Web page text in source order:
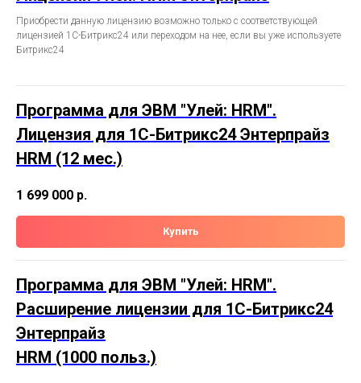
Приобрести данную лицензию возможно только с соответствующей
лицензией 1С-Битрикс24 или переходом на нее, если вы уже используете
Битрикс24
Программа для ЭВМ "Улей: HRM".
Лицензия для 1С-Битрикс24 Энтерпрайз
HRM (12 мес.)
1 699 000 р.
Купить
Программа для ЭВМ "Улей: HRM".
Расширение лицензии для 1С-Битрикс24
Энтерпрайз
HRM (1000 польз.)